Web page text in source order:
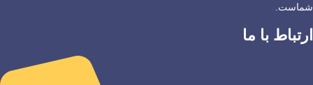
شماست.
ارتباط با ما